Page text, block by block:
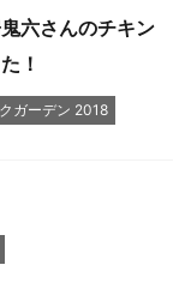
六さんのチキン
！
ガーデン 2018